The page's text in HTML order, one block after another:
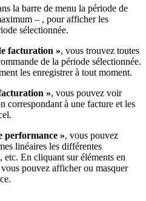
la barre de menu la période de
– , pour afficher les
sélectionnée.
facturation », vous trouvez toutes
de la période sélectionnée.
les enregistrer à tout moment.
», vous pouvez voir
correspondant à une facture et les
performance », vous pouvez
linéaires les différentes
En cliquant sur éléments en
pouvez afficher ou masquer